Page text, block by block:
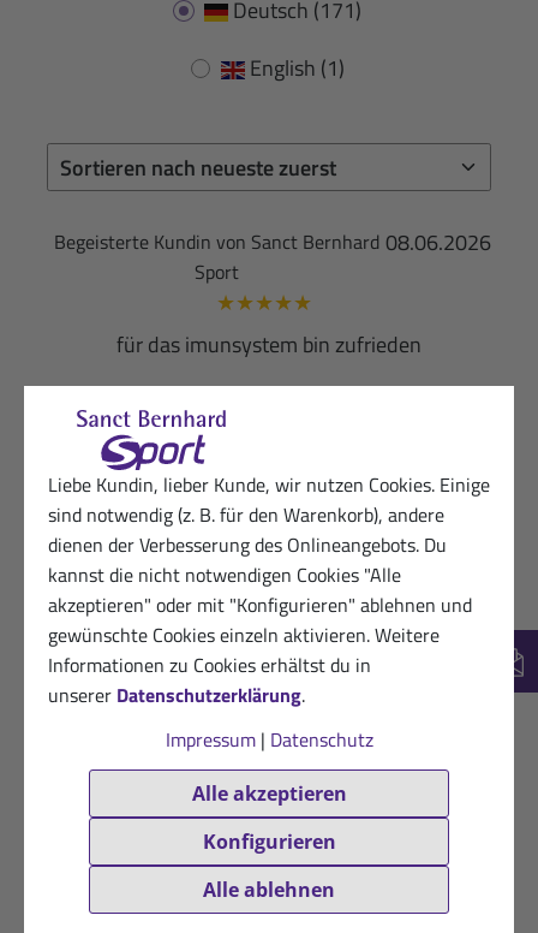
Liebe Kundin, lieber Kunde, wir nutzen Cookies. Einige
sind notwendig (z. B. für den Warenkorb), andere
dienen der Verbesserung des Onlineangebots. Du
kannst die nicht notwendigen Cookies "Alle
akzeptieren" oder mit "Konfigurieren" ablehnen und
gewünschte Cookies einzeln aktivieren. Weitere
Informationen zu Cookies erhältst du in
unserer Datenschutzerklärung.
Impressum| Datenschutz
Alle akzeptieren
Konfigurieren
Alle ablehnen
Deutsch (171)
English (1)
08.06.2026
Begeisterte Kundin von Sanct Bernhard
Sport
★★★★★
für das imunsystem bin zufrieden
VERIFIZIERT
Zufriedene Kundin von Sanct Bernhard
Sport
★★★★★
Kompakt
VERIFIZIERT Hilfreich? (0)
Begeisterte Kundin
★★★★★
Gute Tabletten
09.01.2026
★★★★★